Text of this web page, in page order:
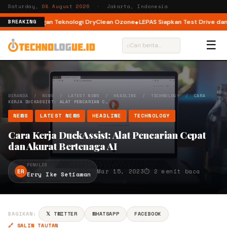
Saturday,08 August 2026 · Jakarta, Indonesia
BREAKING
Load dengan Teknologi DryClean Ozone LEPAS Siapkan Test Drive dan
⌕ ☰
BERANDA / NEWS / LATEST NEWS / HEADLINE / TECHNOLOGY/CARA
KERJA DUCKASSIST: ALAT PENCARIAN C…
NEWS LATEST NEWS HEADLINE TECHNOLOGY
Cara Kerja DuckAssist: Alat Pencarian Cepat
dan Akurat Bertenaga AI
ER
PENULIS
Erry Ike Setiawan Mar 15, 2023⏱ 2 menit baca
BAGIKAN: 𝕏 TWITTER WHATSAPP
FACEBOOK
🔗 SALIN TAUTAN